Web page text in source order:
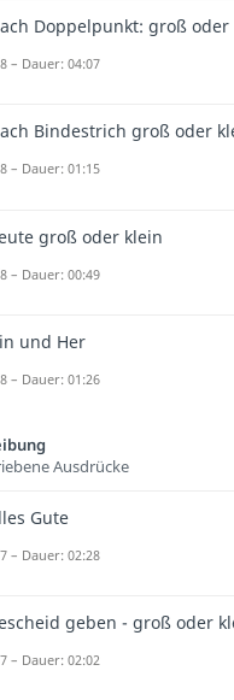
Doppelpunkt: groß oder
– Dauer: 04:07
Bindestrich groß oder
– Dauer: 01:15
groß oder klein
– Dauer: 00:49
und Her
– Dauer: 01:26
Ausdrücke
Gute
– Dauer: 02:28
geben - groß oder
– Dauer: 02:02